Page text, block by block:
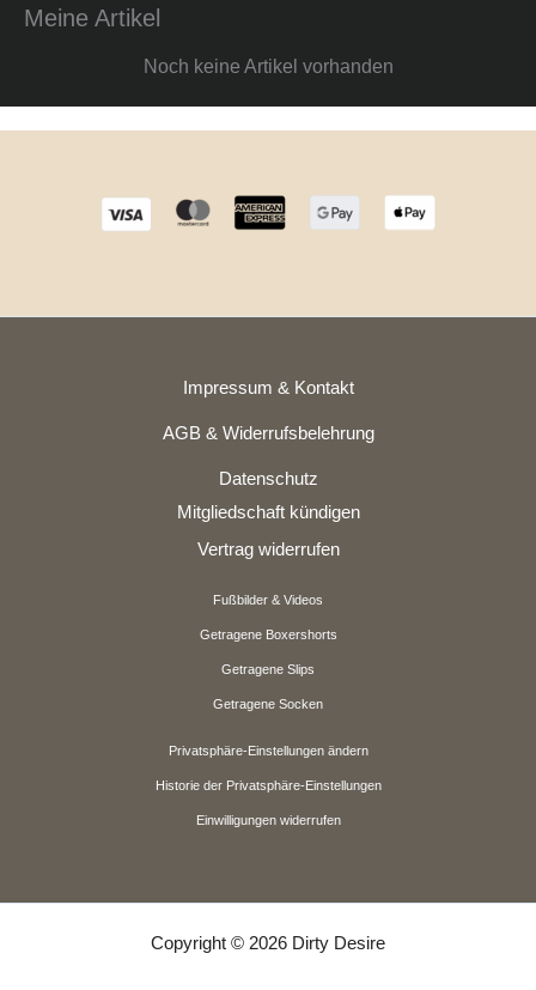
Meine Artikel
Noch keine Artikel vorhanden
Impressum & Kontakt
AGB & Widerrufsbelehrung
Datenschutz
Mitgliedschaft kündigen
Vertrag widerrufen
Fußbilder & Videos
Getragene Boxershorts
Getragene Slips
Getragene Socken
Privatsphäre-Einstellungen ändern
Historie der Privatsphäre-Einstellungen
Einwilligungen widerrufen
Copyright © 2026 Dirty Desire